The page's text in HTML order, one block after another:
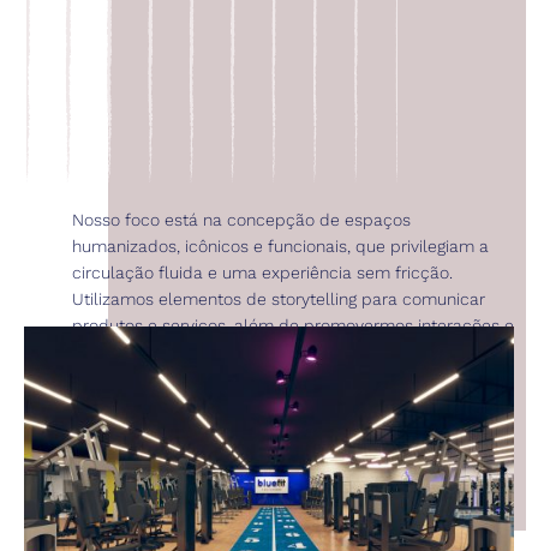
Nosso foco está na concepção de espaços
humanizados, icônicos e funcionais, que privilegiam a
circulação fluida e uma experiência sem fricção.
Utilizamos elementos de storytelling para comunicar
produtos e serviços, além de promovermos interações e
integrações digitais com o espaço físico ao longo de
toda a jornada do usuário.